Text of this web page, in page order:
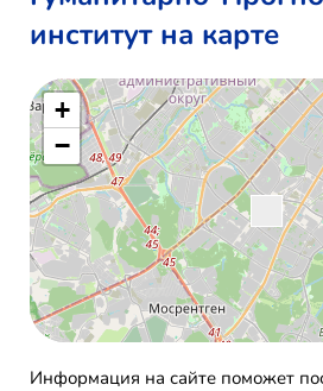
институт на карте
+
−
Информация на сайте поможет